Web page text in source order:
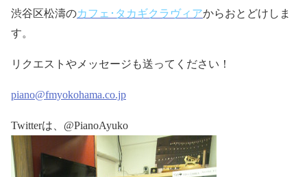
渋谷区松濤のカフェ･タカギクラヴィアからおとどけしま
す。
リクエストやメッセージも送ってください！
piano@fmyokohama.co.jp
Twitterは、 @PianoAyuko